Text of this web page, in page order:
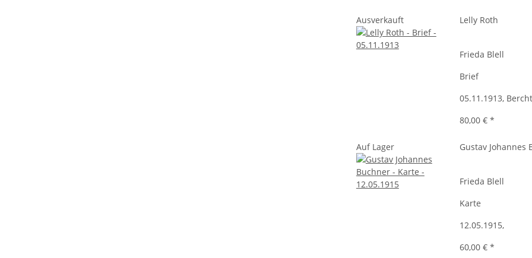
Ausverkauft Lelly Roth
Frieda Blell
Brief
05.11.1913,
80,00 €*
Auf Lager Gustav Johannes
Frieda Blell
Karte
12.05.1915,
60,00 €*